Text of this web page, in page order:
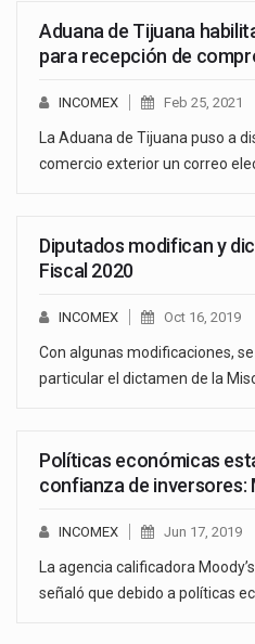
Aduana de Tijuana
para recepción de
INCOMEX Feb 25, 2021
La Aduana de Tijuana puso a
comercio exterior un correo
Diputados modifican y
Fiscal 2020
INCOMEX Oct 16, 2019
Con algunas modificaciones,
particular el dictamen de la
Políticas económicas
confianza de inversores:
INCOMEX Jun 17, 2019
La agencia calificadora
señaló que debido a políticas